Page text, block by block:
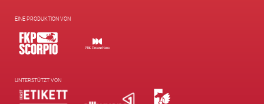
EINE PRODUKTION VON
UNTERSTÜTZT VON